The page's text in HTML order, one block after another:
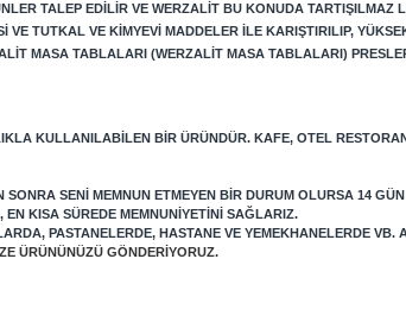
TALEP EDILIR VE WERZALIT BU KONUDA TARTIŞILMAZ
TUTKAL VE KIMYEVI MADDELER ILE KARIŞTIRILIP,
MASA TABLALARI (WERZALIT MASA TABLALARI)
KULLANILABILEN BIR ÜRÜNDÜR. KAFE, OTEL
SENI MEMNUN ETMEYEN BIR DURUM OLURSA 14
KISA SÜREDE MEMNUNIYETINI SAĞLARIZ.
PASTANELERDE, HASTANE VE YEMEKHANELERDE
ÜRÜNÜNÜZÜ GÖNDERIYORUZ.